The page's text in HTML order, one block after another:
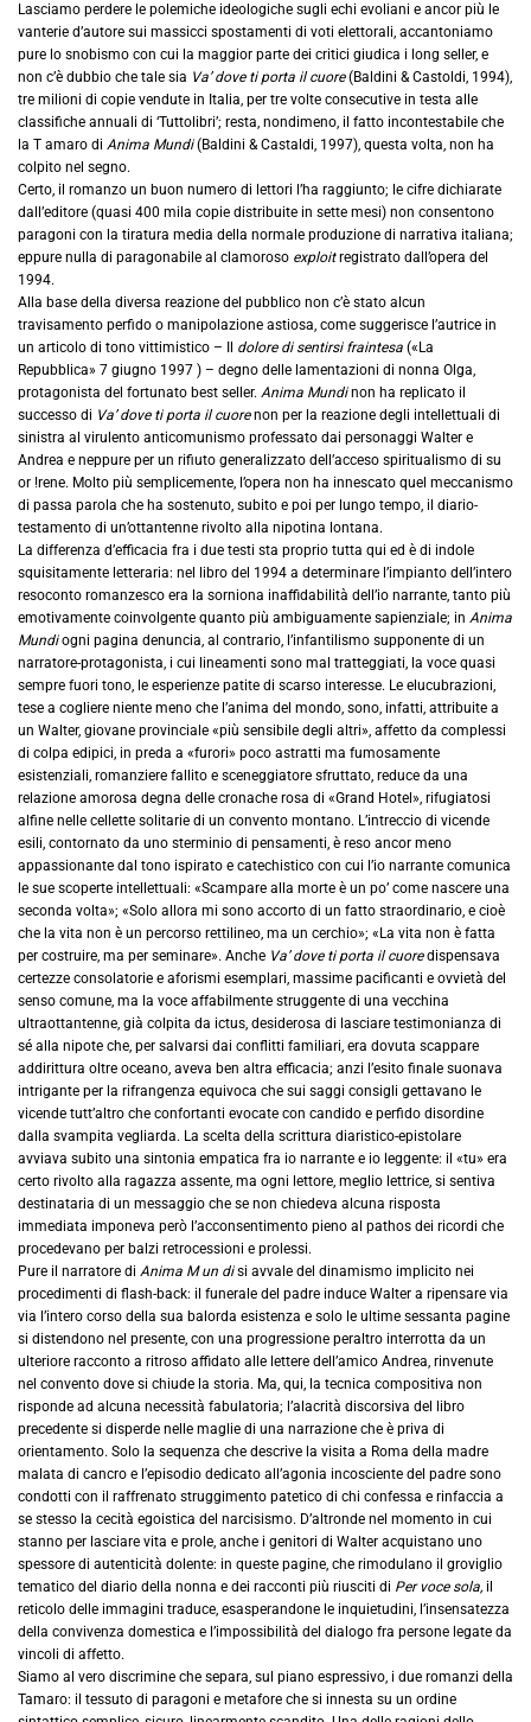
Lasciamo perdere le polemiche ideologiche sugli echi evoliani e ancor più le
vanterie d’autore sui massicci spostamenti di voti elettorali, accantoniamo
pure lo snobismo con cui la maggior parte dei critici giudica i long seller, e
non c’è dubbio che tale sia Va’ dove ti porta il cuore(Baldini & Castoldi, 1994),
tre milioni di copie vendute in Italia, per tre volte consecutive in testa alle
classifiche annuali di ‘Tuttolibri’; resta, nondimeno, il fatto incontestabile che
la T amaro di Anima Mundi(Baldini & Castaldi, 1997), questa volta, non ha
colpito nel segno.
Certo, il romanzo un buon numero di lettori l’ha raggiunto; le cifre dichiarate
dall’editore (quasi 400 mila copie distribuite in sette mesi) non consentono
paragoni con la tiratura media della normale produzione di narrativa italiana;
eppure nulla di paragonabile al clamoroso exploitregistrato dall’opera del
1994.
Alla base della diversa reazione del pubblico non c’è stato alcun
travisamento perfido o manipolazione astiosa, come suggerisce l’autrice in
un articolo di tono vittimistico – Il dolore di sentirsi fraintesa («La
Repubblica» 7 giugno 1997 ) – degno delle lamentazioni di nonna Olga,
protagonista del fortunato best seller. Anima Mundinon ha replicato il
successo di Va’ dove ti porta il cuorenon per la reazione degli intellettuali di
sinistra al virulento anticomunismo professato dai personaggi Walter e
Andrea e neppure per un rifiuto generalizzato dell’acceso spiritualismo di su
or !rene. Molto più semplicemente, l’opera non ha innescato quel meccanismo
di passa parola che ha sostenuto, subito e poi per lungo tempo, il diario-
testamento di un’ottantenne rivolto alla nipotina lontana.
La differenza d’efficacia fra i due testi sta proprio tutta qui ed è di indole
squisitamente letteraria: nel libro del 1994 a determinare l’impianto dell’intero
resoconto romanzesco era la sorniona inaffidabilità dell’io narrante, tanto più
emotivamente coinvolgente quanto più ambiguamente sapienziale; in Anima
Mundiogni pagina denuncia, al contrario, l’infantilismo supponente di un
narratore-protagonista, i cui lineamenti sono mal tratteggiati, la voce quasi
sempre fuori tono, le esperienze patite di scarso interesse. Le elucubrazioni,
tese a cogliere niente meno che l’anima del mondo, sono, infatti, attribuite a
un Walter, giovane provinciale «più sensibile degli altri», affetto da complessi
di colpa edipici, in preda a «furori» poco astratti ma fumosamente
esistenziali, romanziere fallito e sceneggiatore sfruttato, reduce da una
relazione amorosa degna delle cronache rosa di «Grand Hotel», rifugiatosi
alfine nelle cellette solitarie di un convento montano. L’intreccio di vicende
esili, contornato da uno sterminio di pensamenti, è reso ancor meno
appassionante dal tono ispirato e catechistico con cui l’io narrante comunica
le sue scoperte intellettuali: «Scampare alla morte è un po’ come nascere una
seconda volta»; «Solo allora mi sono accorto di un fatto straordinario, e cioè
che la vita non è un percorso rettilineo, ma un cerchio»; «La vita non è fatta
per costruire, ma per seminare». Anche Va’ dove ti porta il cuoredispensava
certezze consolatorie e aforismi esemplari, massime pacificanti e ovvietà del
senso comune, ma la voce affabilmente struggente di una vecchina
ultraottantenne, già colpita da ictus, desiderosa di lasciare testimonianza di
sé alla nipote che, per salvarsi dai conflitti familiari, era dovuta scappare
addirittura oltre oceano, aveva ben altra efficacia; anzi l’esito finale suonava
intrigante per la rifrangenza equivoca che sui saggi consigli gettavano le
vicende tutt’altro che confortanti evocate con candido e perfido disordine
dalla svampita vegliarda. La scelta della scrittura diaristico-epistolare
avviava subito una sintonia empatica fra io narrante e io leggente: il «tu» era
certo rivolto alla ragazza assente, ma ogni lettore, meglio lettrice, si sentiva
destinataria di un messaggio che se non chiedeva alcuna risposta
immediata imponeva però l’acconsentimento pieno al pathos dei ricordi che
procedevano per balzi retrocessioni e prolessi.
Pure il narratore di Anima M un disi avvale del dinamismo implicito nei
procedimenti di flash-back: il funerale del padre induce Walter a ripensare via
via l’intero corso della sua balorda esistenza e solo le ultime sessanta pagine
si distendono nel presente, con una progressione peraltro interrotta da un
ulteriore racconto a ritroso affidato alle lettere dell’amico Andrea, rinvenute
nel convento dove si chiude la storia. Ma, qui, la tecnica compositiva non
risponde ad alcuna necessità fabulatoria; l’alacrità discorsiva del libro
precedente si disperde nelle maglie di una narrazione che è priva di
orientamento. Solo la sequenza che descrive la visita a Roma della madre
malata di cancro e l’episodio dedicato all’agonia incosciente del padre sono
condotti con il raffrenato struggimento patetico di chi confessa e rinfaccia a
se stesso la cecità egoistica del narcisismo. D’altronde nel momento in cui
stanno per lasciare vita e prole, anche i genitori di Walter acquistano uno
spessore di autenticità dolente: in queste pagine, che rimodulano il groviglio
tematico del diario della nonna e dei racconti più riusciti di Per voce sola, il
reticolo delle immagini traduce, esasperandone le inquietudini, l’insensatezza
della convivenza domestica e l’impossibilità del dialogo fra persone legate da
vincoli di affetto.
Siamo al vero discrimine che separa, sul piano espressivo, i due romanzi della
Tamaro: il tessuto di paragoni e metafore che si innesta su un ordine